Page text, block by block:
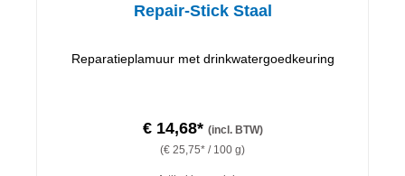
Repair-Stick Staal
Reparatieplamuur met drinkwatergoedkeuring
€ 14,68* (incl. BTW)
(€ 25,75* / 100 g)